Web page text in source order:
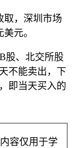
取，深圳市场
元。
股、北交所股
不能卖出，下
即当天买入的
容仅用于学